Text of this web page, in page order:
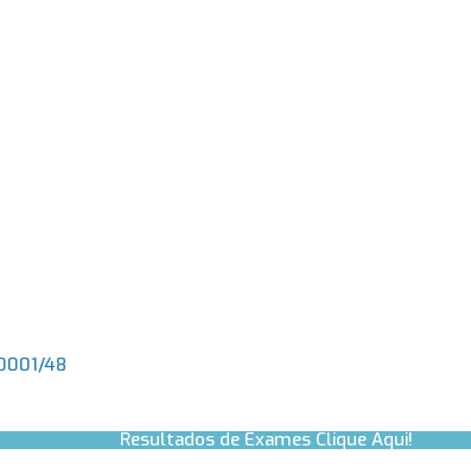
48
Resultados de Exames Clique Aqui!